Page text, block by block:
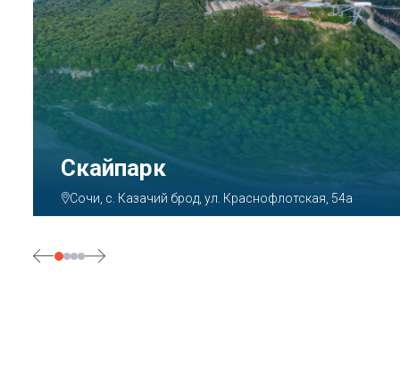
Парк «Ривьера»
Сочи, ул. Егорова, 1/6, микрорайон Центральный